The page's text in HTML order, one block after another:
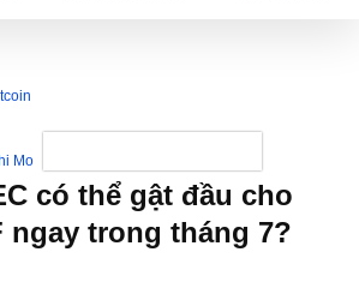
Mo
có thể gật đầu cho
ngay trong tháng 7?